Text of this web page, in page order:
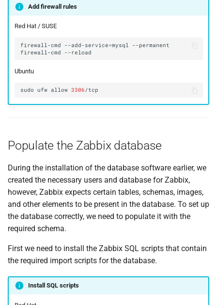
Add firewall rules
Red Hat / SUSE
firewall-cmd --add-service=mysql
firewall-cmd
Ubuntu
sudo ufw allow 3306
Populate the Zabbix database
During the installation of the database software earlier, we
created the necessary users and database for Zabbix,
however, Zabbix expects certain tables, schemas, images,
and other elements to be present in the database. To set up
the database correctly, we need to populate it with the
required schema.
First we need to install the Zabbix SQL scripts that contain
the required import scripts for the database.
Install SQL scripts